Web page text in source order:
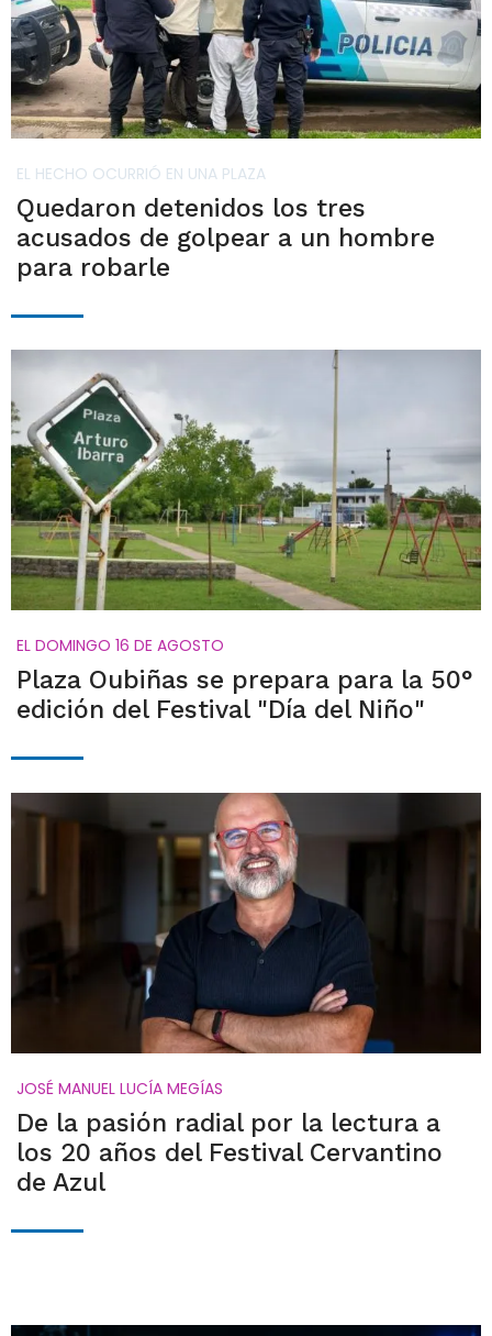
EL HECHO OCURRIÓ EN UNA PLAZA
Quedaron detenidos los tres
acusados de golpear a un hombre
para robarle
EL DOMINGO 16 DE AGOSTO
Plaza Oubiñas se prepara para la 50°
edición del Festival "Día del Niño"
JOSÉ MANUEL LUCÍA MEGÍAS
De la pasión radial por la lectura a
los 20 años del Festival Cervantino
de Azul